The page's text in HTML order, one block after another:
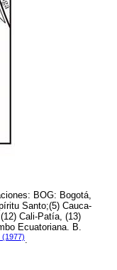
BOG: Bogotá,
Santo;(5) Cauca-
Cali-Patía, (13)
Ecuatoriana. B.
(1977)